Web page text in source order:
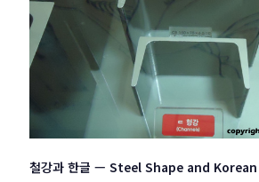
철강과 한글 — Steel Shape and